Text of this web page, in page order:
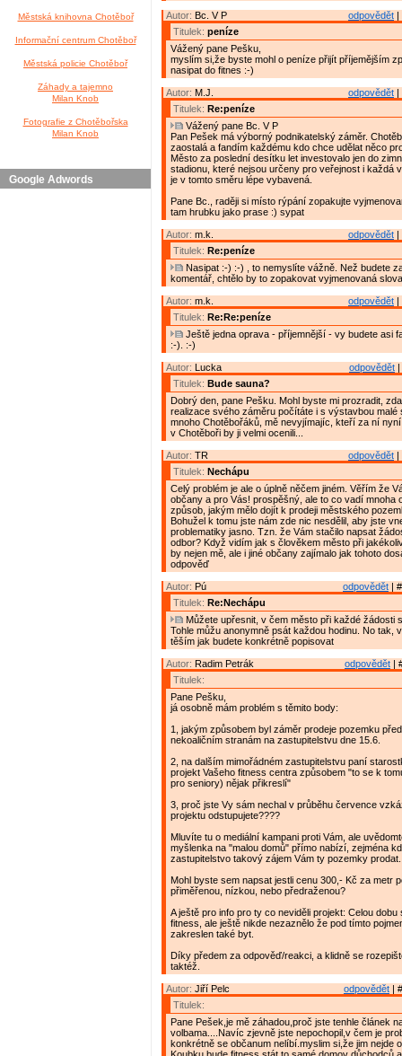
Městská knihovna Chotěboř
Informační centrum Chotěboř
Městská policie Chotěboř
Záhady a tajemno
Milan Knob
Fotografie z Chotěbořska
Milan Knob
Google Adwords
odpovědět |
Autor: Bc. V P
Titulek: peníze
Vážený pane Pešku,
myslím si,že byste mohl o peníze přijít příjemějším
nasipat do fitnes :-)
odpovědět |
Autor: M.J.
Titulek: Re:peníze
Vážený pane Bc. V P
Pan Pešek má výborný podnikatelský záměr.
zaostalá a fandím každému kdo chce udělat něco
Město za poslední desítku let investovalo jen do
stadionu, které nejsou určeny pro veřejnost i každá
je v tomto směru lépe vybavená.
Pane Bc., raději si místo rýpání zopakujte
tam hrubku jako prase :) sypat
odpovědět |
Autor: m.k.
Titulek: Re:peníze
Nasipat :-) :-) , to nemyslíte vážně. Než budete
komentář, chtělo by to zopakovat vyjmenovaná
odpovědět |
Autor: m.k.
Titulek: Re:Re:peníze
Ještě jedna oprava - příjemnější - vy budete asi
:-). :-)
odpovědět
Autor: Lucka
Titulek: Bude sauna?
Dobrý den, pane Pešku. Mohl byste mi prozradit,
realizace svého záměru počítáte i s výstavbou malé
mnoho Chotěbořáků, mě nevyjímajíc, kteří za ní
v Chotěboři by ji velmi ocenili...
odpovědět |
Autor: TR
Titulek: Nechápu
Celý problém je ale o úplně něčem jiném. Věřím že
občany a pro Vás! prospěšný, ale to co vadí mnoha
způsob, jakým mělo dojít k prodeji městského
Bohužel k tomu jste nám zde nic nesdělil, aby jste
problematiky jasno. Tzn. že Vám stačilo napsat
odbor? Když vidím jak s člověkem město při
by nejen mě, ale i jiné občany zajímalo jak tohoto
odpověď
odpovědět |
Autor: Pú
Titulek: Re:Nechápu
Můžete upřesnit, v čem město při každé žádosti
Tohle můžu anonymně psát každou hodinu. No tak,
těším jak budete konkrétně popisovat
odpovědět |
Autor: Radim Petrák
Titulek:
Pane Pešku,
já osobně mám problém s těmito body:
1, jakým způsobem byl záměr prodeje pozemku
nekoaličním stranám na zastupitelstvu dne 15.6.
2, na dalším mimořádném zastupitelstvu paní
projekt Vašeho fitness centra způsobem "to se k
pro seniory) nějak přikreslí"
3, proč jste Vy sám nechal v průběhu července
projektu odstupujete????
Mluvíte tu o mediální kampani proti Vám, ale
myšlenka na "malou domů" přímo nabízí, zejména
zastupitelstvo takový zájem Vám ty pozemky prodat.
Mohl byste sem napsat jestli cenu 300,- Kč za metr
přiměřenou, nízkou, nebo předraženou?
A ještě pro info pro ty co neviděli projekt: Celou
fitness, ale ještě nikde nezaznělo že pod tímto
zakreslen také byt.
Díky předem za odpověď/reakci, a klidně se
taktéž.
odpovědět |
Autor: Jiří Pelc
Titulek:
Pane Pešek,je mě záhadou,proč jste tenhle článek
volbama....Navíc zjevně jste nepochopil,v čem je
konkrétně se občanum nelíbí.myslim si,že jim nejde